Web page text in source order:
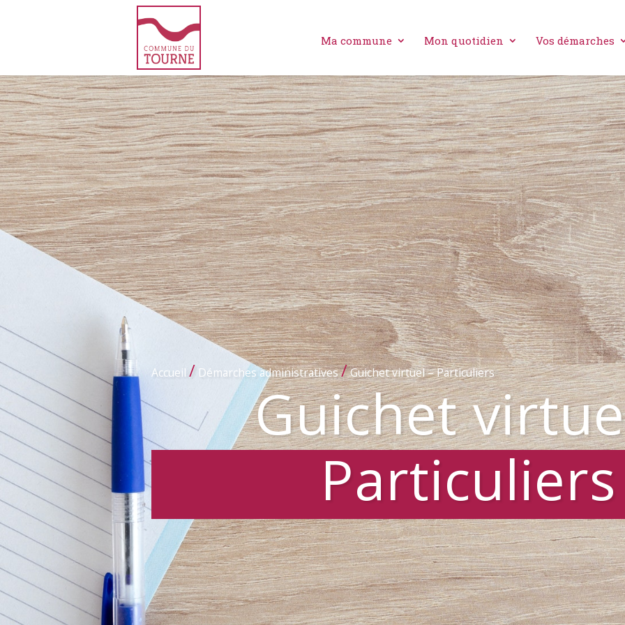
Ma commune Mon quotidien Vos démarches
Accueil / Démarches administratives/Guichet virtuel – Particuliers
Guichet
Particuliers